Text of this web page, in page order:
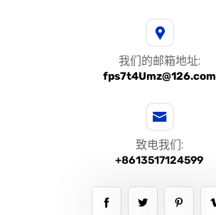
我们的邮箱地址:
fps7t4Umz@126.com
致电我们:
+8613517124599